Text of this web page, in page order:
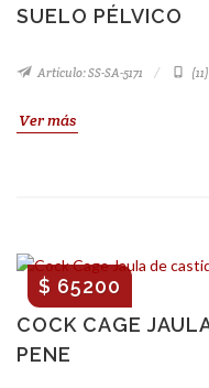
SUELO PÉLVICO
Artículo: SS-SA-5171
Ver más
COCK CAGE
PENE
$ 65200